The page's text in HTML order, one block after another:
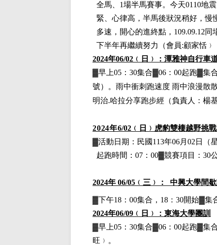
全馬、1場半馬賽事。今天0110地
緊、心律高，半馬後狀況稍好，慢
多速，開心的進終點，109.09.12
下半年再繼續努力
（會員:顧家恬 ﹚
2024年06/02﹙日﹚：潭雅神自行車
▓早上05：30集合▓06：00起跑▓集
號）。 雨中衝刺跑速度 雨中浪漫散
明治.哈拉分享跑步經 （負責人：楊
2024年6/02 ﹙日﹚ 虎豹雙棲越野挑
▓活動日期： 民國113年06月02日
（
起跑時間：07：00▓競賽項目：30
2024年 06/05﹙三﹚： 中興大學間
▓下午18：00集合，18：30開始▓
2024年06/09﹙日﹚：東海大學團訓
▓早上05：30集合▓06：00起跑▓集
旺﹚。